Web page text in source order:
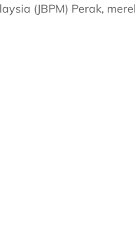
(JBPM) Perak,